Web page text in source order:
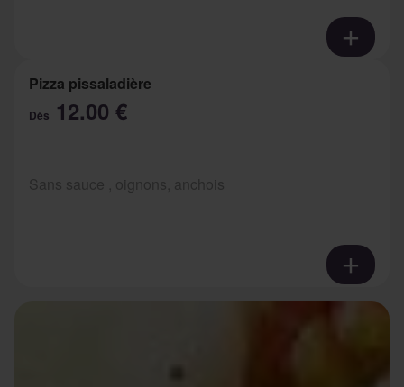
Pizza pissaladière
Dès 12.00 €